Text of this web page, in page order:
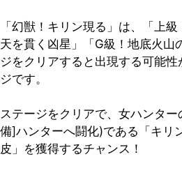
「幻獣！キリン現る」は、「上
天を貫く凶星」「G級！地底火山
ジをクリアすると出現する可能
ジです。
ステージをクリアで、女ハンタ
備]ハンターへ闘化)である「キリ
皮」を獲得するチャンス！